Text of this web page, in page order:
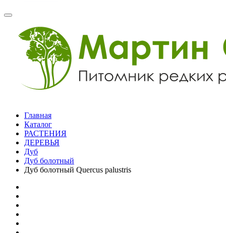
Главная
Каталог
РАСТЕНИЯ
ДЕРЕВЬЯ
Дуб
Дуб болотный
Дуб болотный Quercus palustris